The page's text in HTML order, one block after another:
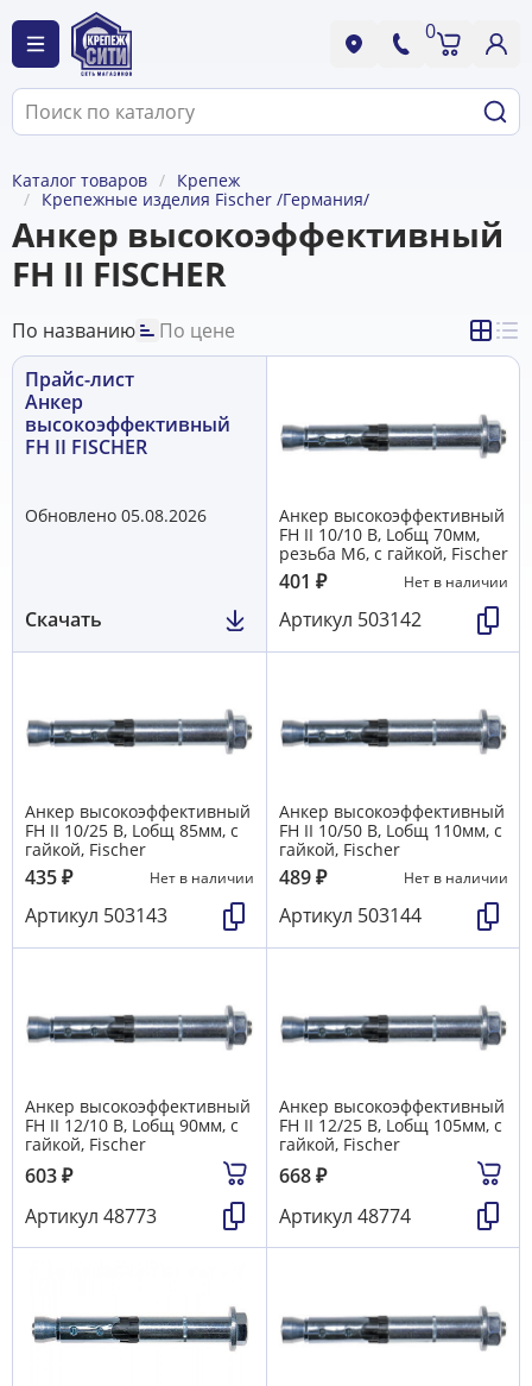
0
Каталог товаров
Крепеж
Крепежные изделия Fischer /Германия/
Анкер высокоэффективный
FH II FISCHER
По названию
По цене
Прайс-лист
Анкер
высокоэффективный
FH II FISCHER
Обновлено 05.08.2026
Скачать
Анкер высокоэффективный
FH II 10/10 В, Lобщ 70мм,
резьба M6, с гайкой, Fischer
401 ₽ Нет в наличии
Артикул 503142
Анкер высокоэффективный
FH II 10/25 В, Lобщ 85мм, с
гайкой, Fischer
435₽ Нет в наличии
Артикул 503143
Анкер высокоэффективный
FH II 10/50 В, Lобщ 110мм, с
гайкой, Fischer
489₽ Нет в наличии
Артикул 503144
Анкер высокоэффективный
FH II 12/10 В, Lобщ 90мм, с
гайкой, Fischer
603₽
Артикул 48773
Анкер высокоэффективный
FH II 12/25 В, Lобщ 105мм, с
гайкой, Fischer
668₽
Артикул 48774